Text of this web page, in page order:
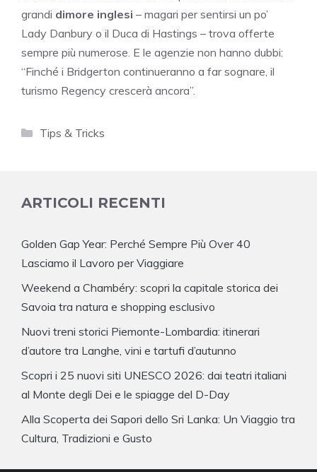
grandi dimore inglesi – magari per sentirsi un po’
Lady Danbury o il Duca di Hastings – trova offerte
sempre più numerose. E le agenzie non hanno dubbi:
“Finché i Bridgerton continueranno a far sognare, il
turismo Regency crescerà ancora”.
Categorie
Tips & Tricks
ARTICOLI RECENTI
Golden Gap Year: Perché Sempre Più Over 40
Lasciamo il Lavoro per Viaggiare
Weekend a Chambéry: scopri la capitale storica dei
Savoia tra natura e shopping esclusivo
Nuovi treni storici Piemonte-Lombardia: itinerari
d’autore tra Langhe, vini e tartufi d’autunno
Scopri i 25 nuovi siti UNESCO 2026: dai teatri italiani
al Monte degli Dei e le spiagge del D-Day
Alla Scoperta dei Sapori dello Sri Lanka: Un Viaggio tra
Cultura, Tradizioni e Gusto